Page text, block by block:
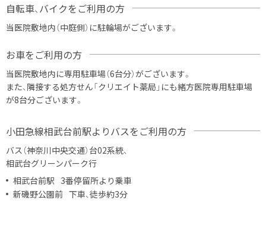
自転車、バイクをご利用の方
当医院敷地内（中庭側）に駐輪場がございます。
お車をご利用の方
当医院敷地内に専用駐車場（6台分）がございます。
また、隣接する処方せん「クリエイト薬局 」にも緒方医院専用駐車場
が8台分ございます。
小田急線相武台前駅よりバスをご利用の方
バス（神奈川中央交通）台02系統、
相武台グリーンパーク行
相武台前駅 3番停留所より乗車
新磯野公園前 下車、徒歩約3分